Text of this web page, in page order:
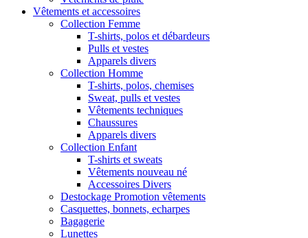
Vêtements et accessoires
Collection Femme
T-shirts, polos et débardeurs
Pulls et vestes
Apparels divers
Collection Homme
T-shirts, polos, chemises
Sweat, pulls et vestes
Vêtements techniques
Chaussures
Apparels divers
Collection Enfant
T-shirts et sweats
Vêtements nouveau né
Accessoires Divers
Destockage Promotion vêtements
Casquettes, bonnets, echarpes
Bagagerie
Lunettes